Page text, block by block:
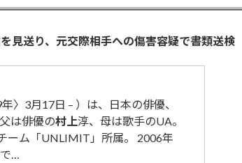
見送り、元交際相手への傷害容疑で書類送検
〉3月17日 – ）は、日本の俳優、
は俳優の村上淳、母は歌手のUA。
ーム「UNLIMIT」所属。 2006年
…